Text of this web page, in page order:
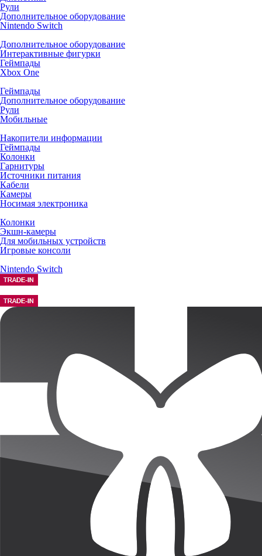
Рули
Дополнительное оборудование
Nintendo Switch
Дополнительное оборудование
Интерактивные фигурки
Геймпады
Xbox One
Геймпады
Дополнительное оборудование
Рули
Мобильные
Накопители информации
Геймпады
Колонки
Гарнитуры
Источники питания
Кабели
Камеры
Носимая электроника
Колонки
Экшн-камеры
Для мобильных устройств
Игровые консоли
Nintendo Switch